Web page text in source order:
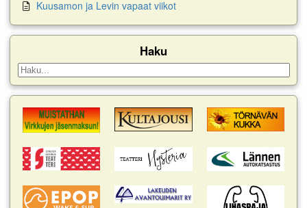
Kuusamon ja Levin vapaat viikot
Haku